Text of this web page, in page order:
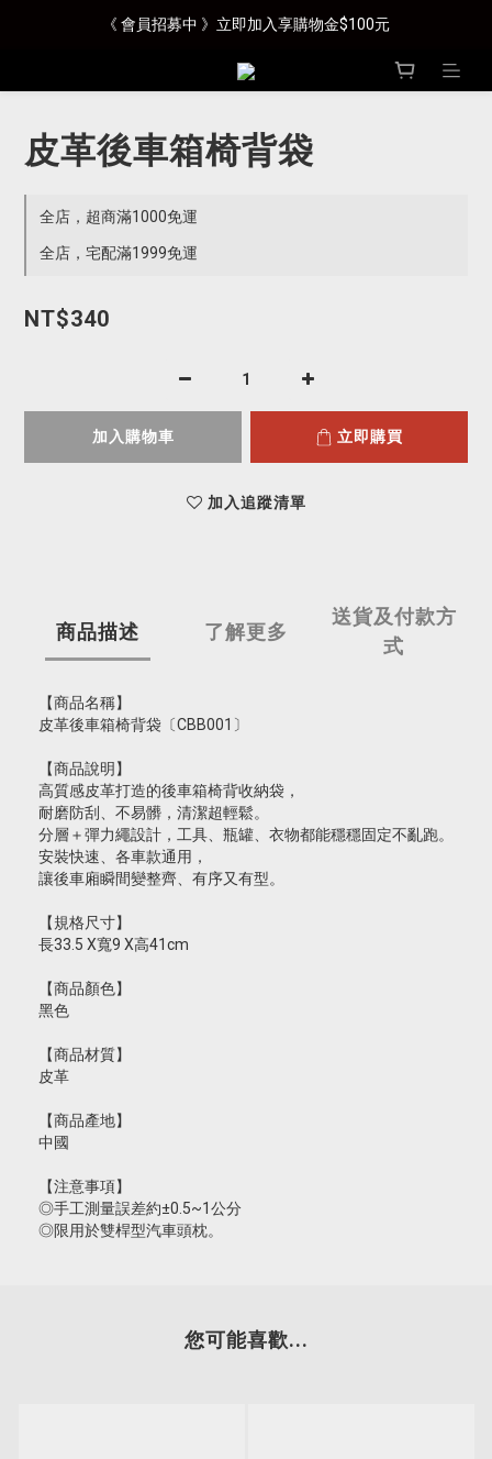
《 會員招募中 》立即加入享購物金$100元
皮革後車箱椅背袋
全店，超商滿1000免運
全店，宅配滿1999免運
NT$340
加入購物車 立即購買
加入追蹤清單
商品描述 了解更多
送貨及付款方
式
【商品名稱】
皮革後車箱椅背袋〔CBB001〕
【商品說明】
高質感皮革打造的後車箱椅背收納袋，
耐磨防刮、不易髒，清潔超輕鬆。
分層＋彈力繩設計，工具、瓶罐、衣物都能穩穩固定不亂跑。
安裝快速、各車款通用，
讓後車廂瞬間變整齊、有序又有型。
【規格尺寸】
長33.5 X寬9 X高41cm
【商品顏色】
黑色
【商品材質】
皮革
【商品產地】
中國
【注意事項】
◎手工測量誤差約±0.5~1公分
◎限用於雙桿型汽車頭枕。
您可能喜歡...